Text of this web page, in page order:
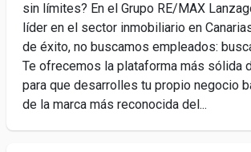
sin límites? En el Grupo RE/MAX
líder en el sector inmobiliario en
de éxito, no buscamos empleados:
Te ofrecemos la plataforma más sólida
para que desarrolles tu propio negocio
de la marca más reconocida del...